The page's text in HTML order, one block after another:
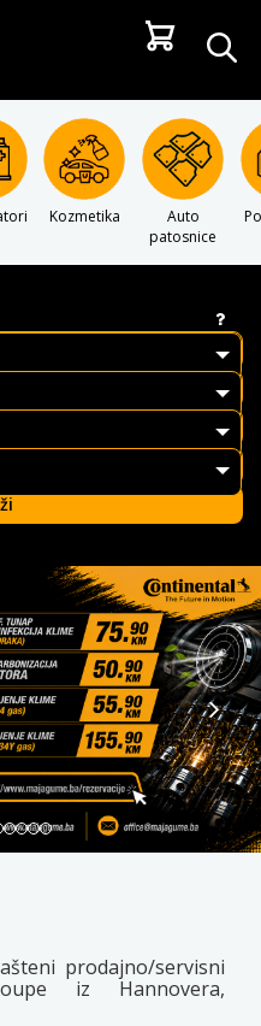
Kozmetika
Auto
patosnice
prodajno/servisni
iz Hannovera,